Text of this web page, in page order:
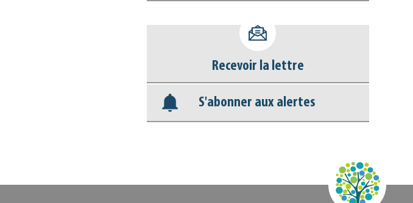
déconnecter)
Base documentaire
Nos veilles Scoop.it
Recevoir la lettre
S'abonner aux alertes